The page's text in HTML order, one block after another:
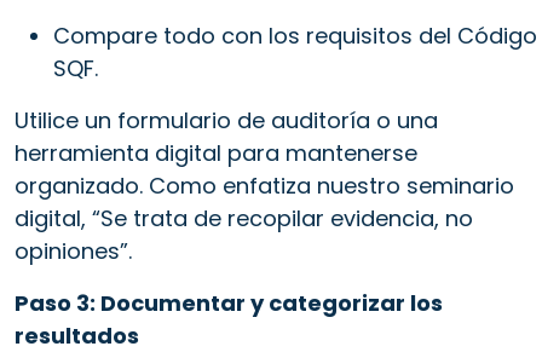
Compare todo con los requisitos del Código
SQF.
Utilice un formulario de auditoría o una
herramienta digital para mantenerse
organizado. Como enfatiza nuestro seminario
digital, “Se trata de recopilar evidencia, no
opiniones”.
Paso 3: Documentar y categorizar los
resultados